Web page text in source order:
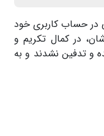
در حساب کاربری خود
در کمال تکریم و
و تدفین نشدند و به